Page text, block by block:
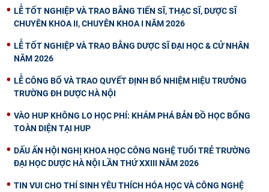
LỄ TỐT NGHIỆP VÀ TRAO BẰNG TIẾN SĨ, THẠC SĨ, DƯỢC SĨ
CHUYÊN KHOA II, CHUYÊN KHOA I NĂM 2026
LỄ TỐT NGHIỆP VÀ TRAO BẰNG DƯỢC SĨ ĐẠI HỌC & CỬ NHÂN
NĂM 2026
LỄ CÔNG BỐ VÀ TRAO QUYẾT ĐỊNH BỔ NHIỆM HIỆU TRƯỞNG
TRƯỜNG ĐH DƯỢC HÀ NỘI
VÀO HUP KHÔNG LO HỌC PHÍ: KHÁM PHÁ BẢN ĐỒ HỌC BỔNG
TOÀN DIỆN TẠI HUP
DẤU ẤN HỘI NGHỊ KHOA HỌC CÔNG NGHỆ TUỔI TRẺ TRƯỜNG
ĐẠI HỌC DƯỢC HÀ NỘI LẦN THỨ XXIII NĂM 2026
TIN VUI CHO THÍ SINH YÊU THÍCH HÓA HỌC VÀ CÔNG NGHỆ